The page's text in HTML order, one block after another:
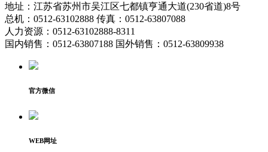
地址：江苏省苏州市吴江区七都镇亨通大道(230省道)8号
总机：0512-63102888 传真：0512-63807088
人力资源：0512-63102888-8311
国内销售：0512-63807188 国外销售：0512-63809938
官方微信
WEB网址